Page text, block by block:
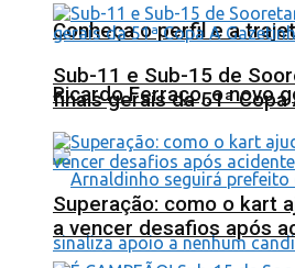
Conheça o perfil e a
Ricardo Ferraço, o novo
Sub-11 e Sub-15 de
finais gerais da 51ª Copa
Superação: como o kart
a vencer desafios após